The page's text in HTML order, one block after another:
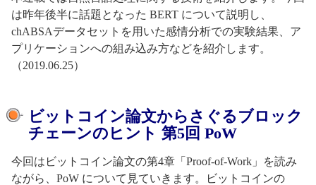
は昨年後半に話題となった BERT について説明し、
chABSAデータセットを用いた感情分析での実験結果、ア
プリケーションへの組み込み方などを紹介します。
（2019.06.25）
ビットコイン論文からさぐるブロック
チェーンのヒント 第5回 PoW
今回はビットコイン論文の第4章「Proof-of-Work」を読み
ながら、PoW について見ていきます。ビットコインの